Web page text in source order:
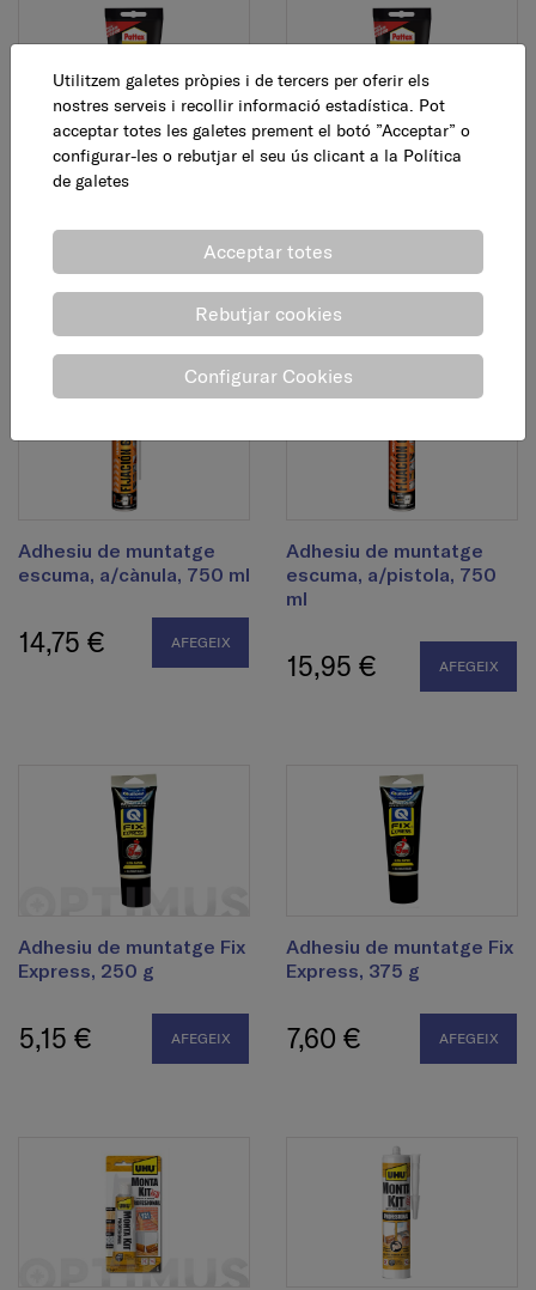
Adhesiu de muntatge
8,95 € AFEGEIX 12,30 € AFEGEIX
Adhesiu de muntatge
escuma, a/cànula, 750 ml
14,75 € AFEGEIX
Adhesiu de muntatge
escuma, a/pistola, 750
ml
15,95 € AFEGEIX
Adhesiu de muntatge Fix
Express, 250 g
5,15 € AFEGEIX
Adhesiu de muntatge Fix
Express, 375 g
7,60 € AFEGEIX
Utilitzem galetes pròpies i de tercers per oferir els
nostres serveis i recollir informació estadística. Pot
acceptar totes les galetes prement el botó ”Acceptar” o
configurar-les o rebutjar el seu ús clicant a la Política
de galetes
Acceptar totes
Rebutjar cookies
Configurar Cookies